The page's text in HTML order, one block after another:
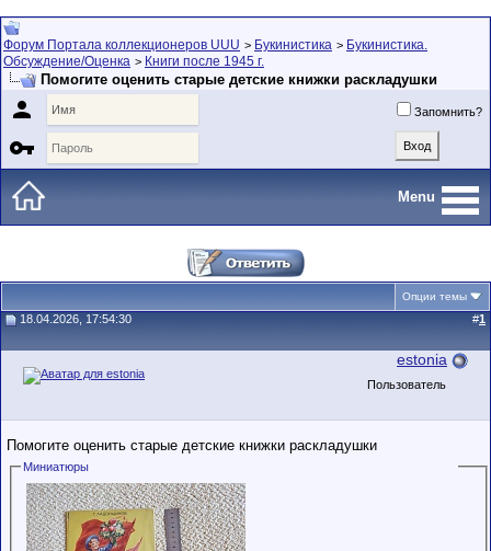
Форум Портала коллекционеров UUU > Букинистика > Букинистика.
Обсуждение/Оценка > Книги после 1945 г.
Помогите оценить старые детские книжки раскладушки
 Запомнить?

Menu
Опции темы
18.04.2026, 17:54:30 #1
estonia
Пользователь
Помогите оценить старые детские книжки раскладушки
Миниатюры